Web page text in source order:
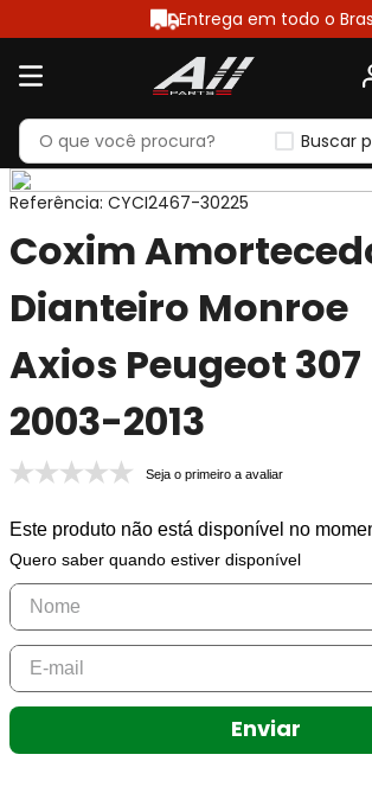
Entrega em todo o
Buscar
Referência: CYCI2467-30225
Coxim
Dianteiro Monroe
Axios Peugeot 307
2003-2013
Seja o primeiro a avaliar
Este produto não está disponível no
Quero saber quando estiver disponível
Enviar